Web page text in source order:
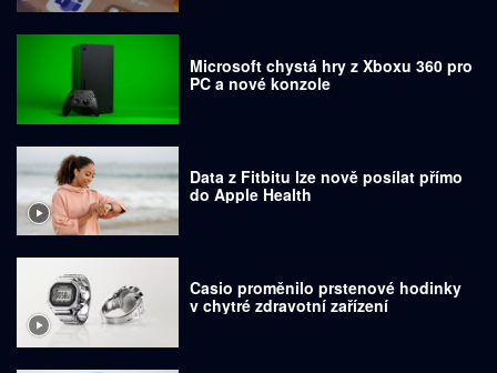
Microsoft chystá hry z Xboxu 360 pro
PC a nové konzole
Data z Fitbitu lze nově posílat přímo
do Apple Health
Casio proměnilo prstenové hodinky
v chytré zdravotní zařízení